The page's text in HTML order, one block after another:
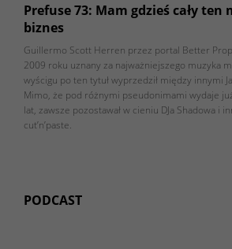
Prefuse 73: Mam gdzieś cały ten
biznes
Guillermo Scott Herren przez portal Better
2009 roku uznany za najważniejszego muzyka
wyścigu po ten tytuł wyprzedził między innymi
Mimo, że pod różnymi pseudonimami wydaje
lat, zawsze pozostawał w cieniu DJa Shadowa i
cut’n’paste.
PODCAST